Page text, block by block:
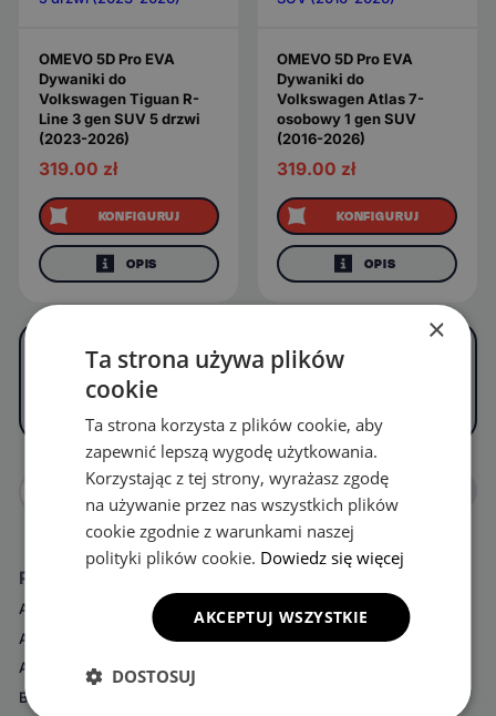
OMEVO 5D Pro EVA
Dywaniki do
Volkswagen Tiguan R-
Line 3 gen SUV 5 drzwi
(2023-2026)
319.00 zł
KONFIGURUJ
OPIS
OMEVO 5D Pro EVA
Dywaniki do
Volkswagen Atlas 7-
osobowy 1 gen SUV
(2016-2026)
319.00 zł
KONFIGURUJ
OPIS
NASTĘPNA STRONA
Strona
Podkategorie
Amarok
Arteon
Atlas
Beetle
Lupo
Multivan
×
Ta strona używa plików
cookie
Ta strona korzysta z plików cookie, aby
zapewnić lepszą wygodę użytkowania.
Korzystając z tej strony, wyrażasz zgodę
na używanie przez nas wszystkich plików
cookie zgodnie z warunkami naszej
polityki plików cookie. Dowiedz się więcej
AKCEPTUJ WSZYSTKIE
DOSTOSUJ